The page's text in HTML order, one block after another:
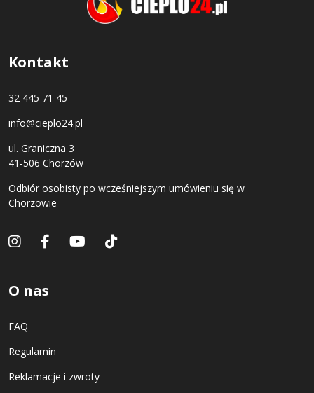
Kontakt
32 445 71 45
info@cieplo24.pl
ul. Graniczna 3
41-506 Chorzów
Odbiór osobisty po wcześniejszym umówieniu się w
Chorzowie
O nas
FAQ
Regulamin
Reklamacje i zwroty